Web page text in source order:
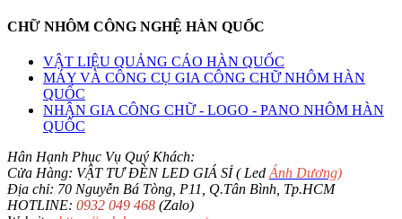
CHỮ NHÔM CÔNG NGHỆ HÀN QUỐC
VẬT LIỆU QUẢNG CÁO HÀN QUỐC
MÁY VÀ CÔNG CỤ GIA CÔNG CHỮ NHÔM HÀN
QUỐC
NHẬN GIA CÔNG CHỮ - LOGO - PANO NHÔM HÀN
QUỐC
Hân Hạnh Phục Vụ Quý Khách:
Cửa Hàng: VẬT TƯ ĐÈN LED GIÁ SỈ ( Led Ánh Dương)
Địa chỉ: 70 Nguyễn Bá Tòng, P11, Q.Tân Bình, Tp.HCM
HOTLINE: 0932 049 468 (Zalo)